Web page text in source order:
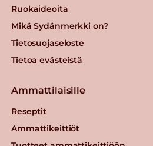
Ruokaideoita
Mikä Sydänmerkki on?
Tietosuojaseloste
Tietoa evästeistä
Ammattilaisille
Reseptit
Ammattikeittiöt